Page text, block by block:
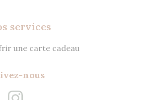
services
une carte cadeau
nous